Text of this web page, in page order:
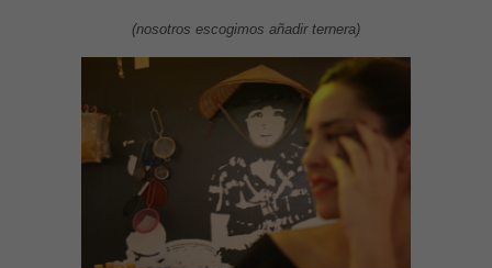
(nosotros escogimos añadir ternera)